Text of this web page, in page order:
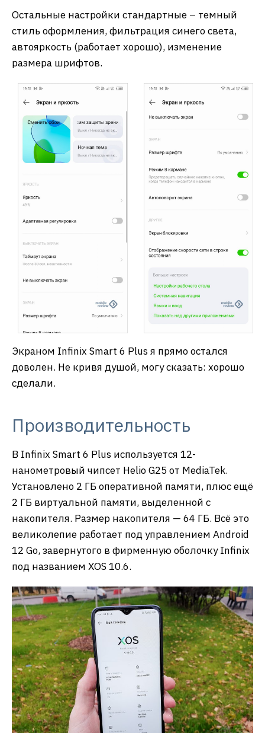
Остальные настройки стандартные – темный
стиль оформления, фильтрация синего света,
автояркость (работает хорошо), изменение
размера шрифтов.
Экраном Infinix Smart 6 Plus я прямо остался
доволен. Не кривя душой, могу сказать: хорошо
сделали.
Производительность
В Infinix Smart 6 Plus используется 12-
нанометровый чипсет Helio G25 от MediaTek.
Установлено 2 ГБ оперативной памяти, плюс ещё
2 ГБ виртуальной памяти, выделенной с
накопителя. Размер накопителя — 64 ГБ. Всё это
великолепие работает под управлением Android
12 Go, завернутого в фирменную оболочку Infinix
под названием XOS 10.6.